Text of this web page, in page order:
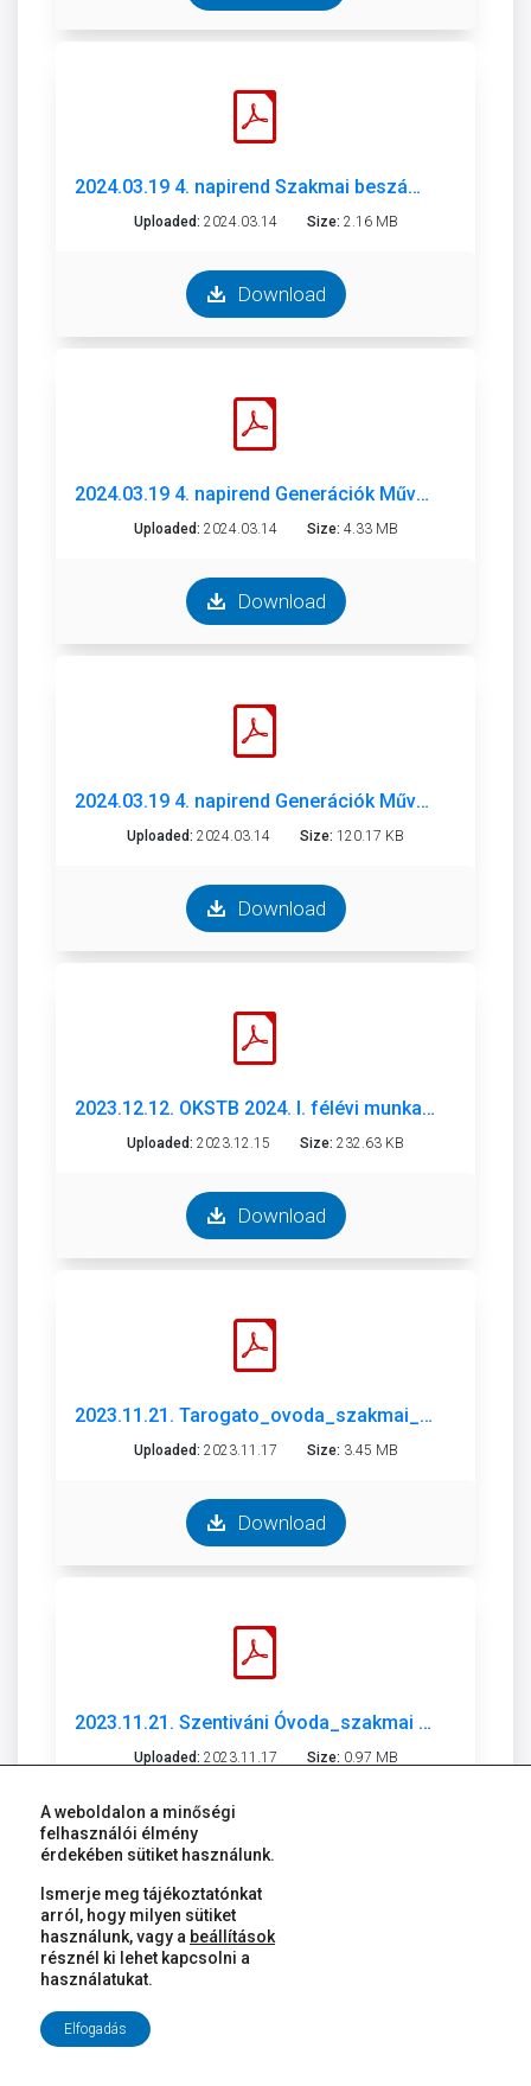
2024.03.19 4. napirend Szakmai beszámoló Generációk Művelődési Háza.pdf
Uploaded: 2024.03.14 Size: 2.16 MB
Download
2024.03.19 4. napirend Generációk Művelődési Háza_munkaterv.pdf
Uploaded: 2024.03.14 Size: 4.33 MB
Download
2024.03.19 4. napirend Generációk Művelődési Háza előterjesztés.pdf
Uploaded: 2024.03.14 Size: 120.17 KB
Download
2023.12.12. OKSTB 2024. I. félévi munkaterv.pdf
Uploaded: 2023.12.15 Size: 232.63 KB
Download
2023.11.21. Tarogato_ovoda_szakmai_beszamolo_2022-23_(2).pdf
Uploaded: 2023.11.17 Size: 3.45 MB
Download
2023.11.21. Szentiváni Óvoda_szakmai beszámoló_2022-2023.pdf
Uploaded: 2023.11.17 Size: 0.97 MB
A weboldalon a minőségi
felhasználói élmény
érdekében sütiket használunk.
Ismerje meg tájékoztatónkat
arról, hogy milyen sütiket
használunk, vagy a beállítások
résznél ki lehet kapcsolni a
használatukat.
Elfogadás